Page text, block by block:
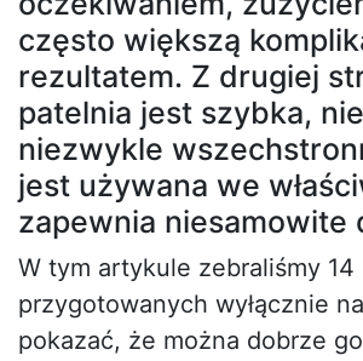
często większą
rezultatem. Z drugiej
patelnia jest szybka,
niezwykle
jest używana we
zapewnia niesamowite
W tym artykule zebraliśmy
przygotowanych wyłącznie
pokazać, że można dobrze